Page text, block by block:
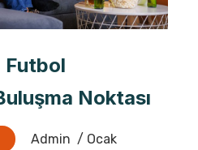
Noktası
Admin / Ocak